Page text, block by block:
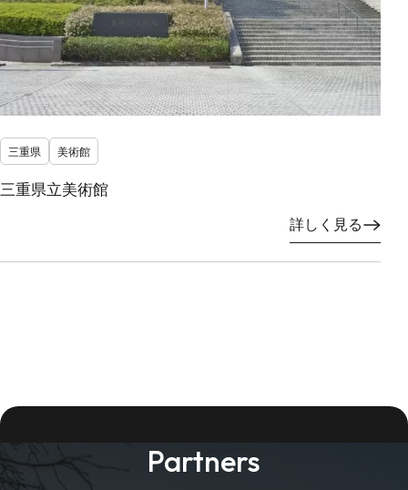
三重県 美術館
三重県立美術館
詳しく見る
Partners